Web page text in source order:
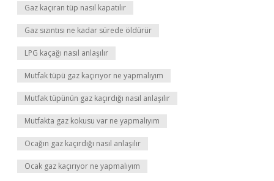
Gaz kaçıran tüp nasıl kapatılır
Gaz sızıntısı ne kadar sürede öldürür
LPG kaçağı nasıl anlaşılır
Mutfak tüpü gaz kaçırıyor ne yapmalıyım
Mutfak tüpünün gaz kaçırdığı nasıl anlaşılır
Mutfakta gaz kokusu var ne yapmalıyım
Ocağın gaz kaçırdığı nasıl anlaşılır
Ocak gaz kaçırıyor ne yapmalıyım